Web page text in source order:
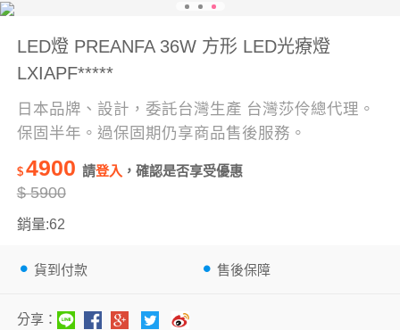
LED燈 PREANFA 36W 方形 LED光療燈
LXIAPF*****
日本品牌、設計，委託台灣生產 台灣莎伶總代理。
保固半年。過保固期仍享商品售後服務。
$ 4900 請登入 ，確認是否享受優惠
$5900
銷量:62
貨到付款 售後保障
分享：